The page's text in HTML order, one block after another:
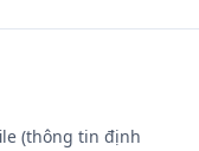
(thông tin định